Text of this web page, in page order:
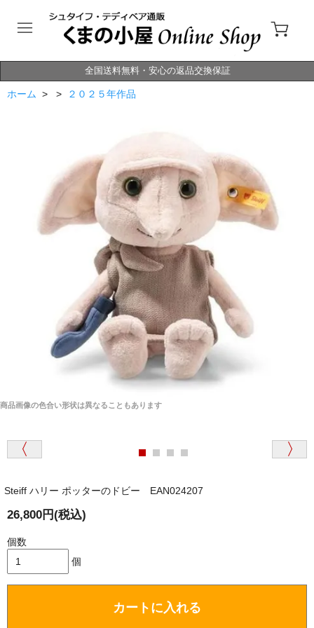
全国送料無料・安心の返品交換保証
ホーム > > ２０２５年作品
商品画像の色合い形状は異なることもあります
Steiff ハリー ポッターのドビー EAN024207
26,800円(税込)
個数
個
カートに入れる